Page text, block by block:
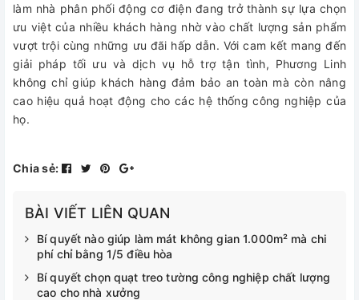
làm nhà phân phối động cơ điện đang trở thành sự lựa chọn
ưu việt của nhiều khách hàng nhờ vào chất lượng sản phẩm
vượt trội cùng những ưu đãi hấp dẫn. Với cam kết mang đến
giải pháp tối ưu và dịch vụ hỗ trợ tận tình, Phương Linh
không chỉ giúp khách hàng đảm bảo an toàn mà còn nâng
cao hiệu quả hoạt động cho các hệ thống công nghiệp của
họ.
Chia sẻ:
BÀI VIẾT LIÊN QUAN
Bí quyết nào giúp làm mát không gian 1.000m² mà chi
phí chỉ bằng 1/5 điều hòa
Bí quyết chọn quạt treo tường công nghiệp chất lượng
cao cho nhà xưởng